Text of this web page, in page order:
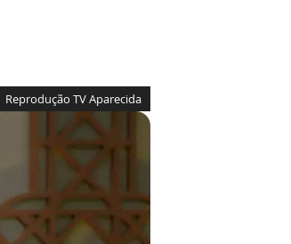
Reprodução TV Aparecida